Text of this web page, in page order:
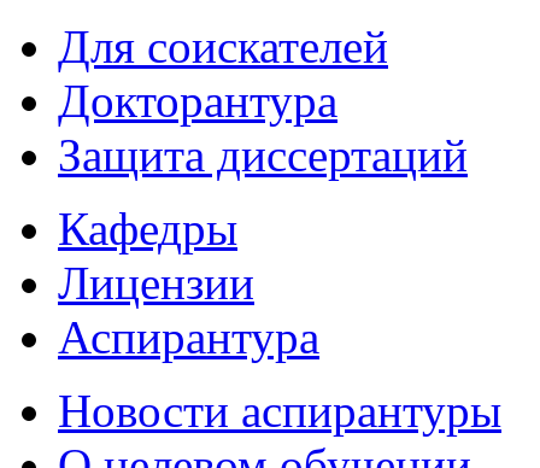
Для соискателей
Докторантура
Защита диссертаций
Кафедры
Лицензии
Аспирантура
Новости аспирантуры